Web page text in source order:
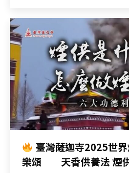
臺灣薩迦寺2025世
樂頌──天香供養法 煙